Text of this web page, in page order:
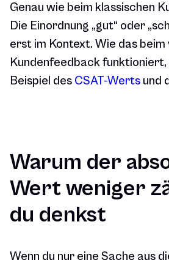
Genau wie beim klassischen
Die Einordnung „gut“ oder
erst im Kontext. Wie das
Kundenfeedback funktioniert,
Beispiel des CSAT-Werts und
Warum der
Wert weniger
du denkst
Wenn du nur eine Sache aus